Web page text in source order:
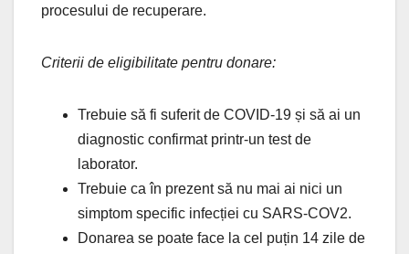
procesului de recuperare.
Criterii de eligibilitate pentru donare:
Trebuie să fi suferit de COVID-19 și să ai un
diagnostic confirmat printr-un test de
laborator.
Trebuie ca în prezent să nu mai ai nici un
simptom specific infecției cu SARS-COV2.
Donarea se poate face la cel puțin 14 zile de